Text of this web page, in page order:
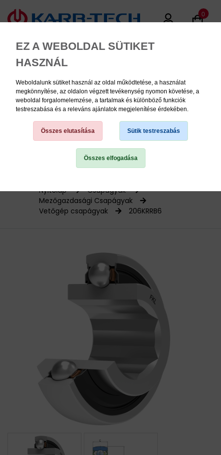
EZ A WEBOLDAL SÜTIKET
HASZNÁL
Weboldalunk sütiket használ az oldal működtetése, a használat
megkönnyítése, az oldalon végzett tevékenység nyomon követése, a
weboldal forgalomelemzése, a tartalmak és különböző funkciók
testreszabása és a releváns ajánlatok megjelenítése érdekében.
Összes elutasítása Sütik testreszabás
Összes elfogadása
0
MENU
KÉZISZERSZÁMOK
VÁSÁRLÁSI INFORMÁCIÓK
Termékinformációk
Nyitólap
Csapágyak
Mezőgazdasági Csapágyak
Vetőgép csapágyak
206KRRB6